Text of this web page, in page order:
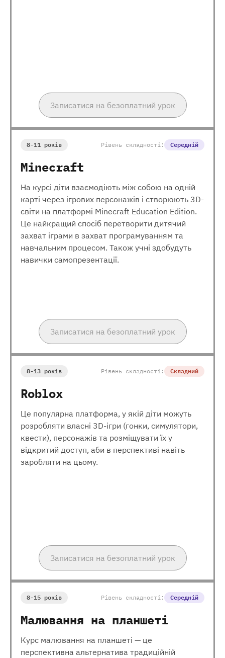
Записатися на безоплатний урок
8-11 років Рівень складності: Середній
Minecraft
На курсі діти взаємодіють між собою на одній
карті через ігрових персонажів і створюють 3D-
світи на платформі Minecraft Education Edition.
Це найкращий спосіб перетворити дитячий
захват іграми в захват програмуванням та
навчальним процесом. Також учні здобудуть
навички самопрезентації.
Записатися на безоплатний урок
8-13 років Рівень складності: Складний
Roblox
Це популярна платформа, у якій діти можуть
розробляти власні 3D-ігри (гонки, симулятори,
квести), персонажів та розміщувати їх у
відкритий доступ, аби в перспективі навіть
заробляти на цьому.
Записатися на безоплатний урок
8-15 років Рівень складності: Середній
Малювання на планшеті
Курс малювання на планшеті — це
перспективна альтернатива традиційній